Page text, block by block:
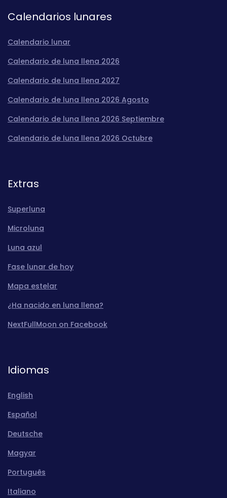
Calendarios lunares
Calendario lunar
Calendario de luna llena 2026
Calendario de luna llena 2027
Calendario de luna llena 2026 Agosto
Calendario de luna llena 2026 Septiembre
Calendario de luna llena 2026 Octubre
Extras
Superluna
Microluna
Luna azul
Fase lunar de hoy
Mapa estelar
¿Ha nacido en luna llena?
NextFullMoon on Facebook
Idiomas
English
Español
Deutsche
Magyar
Português
Italiano